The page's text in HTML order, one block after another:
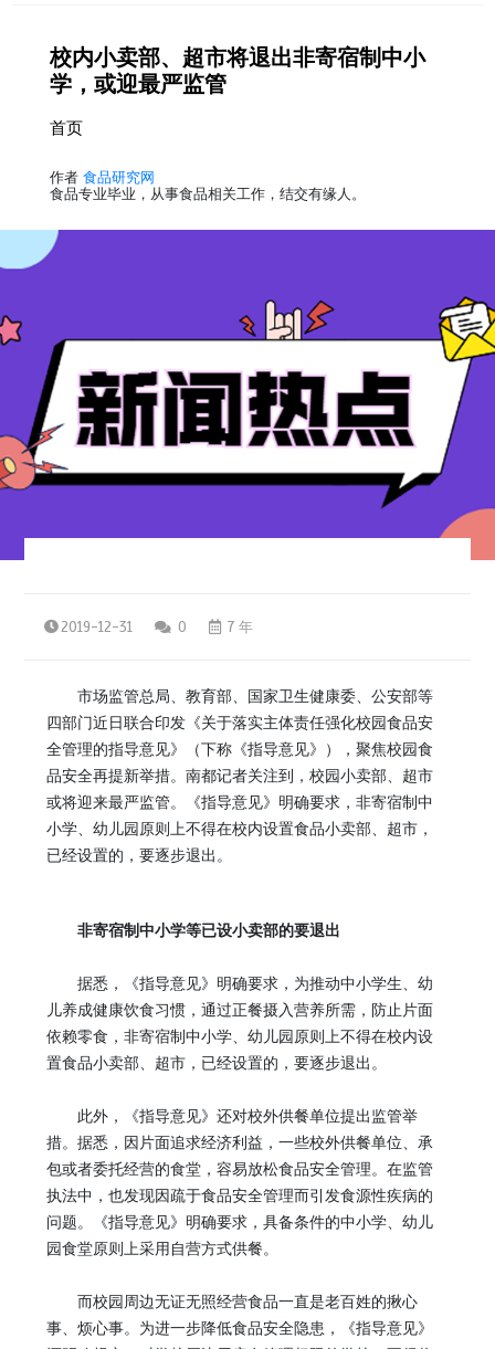
校内小卖部、超市将退出非寄宿制中小
学，或迎最严监管
首页
作者 食品研究网
食品专业毕业，从事食品相关工作，结交有缘人。
2019-12-31 0 7 年
市场监管总局、教育部、国家卫生健康委、公安部等
四部门近日联合印发《关于落实主体责任强化校园食品安
全管理的指导意见》（下称《指导意见》），聚焦校园食
品安全再提新举措。南都记者关注到，校园小卖部、超市
或将迎来最严监管。《指导意见》明确要求，非寄宿制中
小学、幼儿园原则上不得在校内设置食品小卖部、超市，
已经设置的，要逐步退出。
非寄宿制中小学等已设小卖部的要退出
据悉，《指导意见》明确要求，为推动中小学生、幼
儿养成健康饮食习惯，通过正餐摄入营养所需，防止片面
依赖零食，非寄宿制中小学、幼儿园原则上不得在校内设
置食品小卖部、超市，已经设置的，要逐步退出。
此外，《指导意见》还对校外供餐单位提出监管举
措。据悉，因片面追求经济利益，一些校外供餐单位、承
包或者委托经营的食堂，容易放松食品安全管理。在监管
执法中，也发现因疏于食品安全管理而引发食源性疾病的
问题。《指导意见》明确要求，具备条件的中小学、幼儿
园食堂原则上采用自营方式供餐。
而校园周边无证无照经营食品一直是老百姓的揪心
事、烦心事。为进一步降低食品安全隐患，《指导意见》